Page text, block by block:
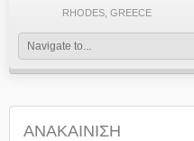
RHODES, GREECE
ΑΝΑΚΑΙΝΙΣΗ